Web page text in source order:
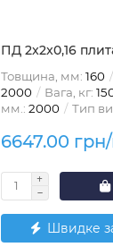
ПД 2x2x0,16
Товщина, мм: 160
2000
Вага, кг:
мм.: 2000 Тип
6647.00
Швидке